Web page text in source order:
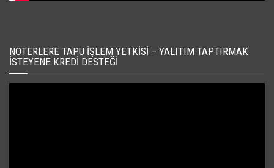
NOTERLERE TAPU İŞLEM YETKISI – YALITIM TAPTIRMAK
İSTEYENE KREDI DESTEĞI